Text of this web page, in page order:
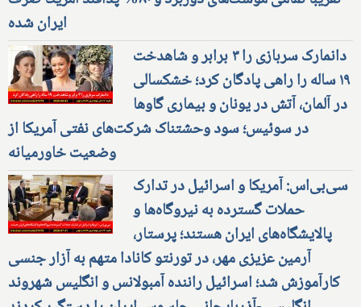
ایران شده
دانمارک سربازی را ۳ برابر و شاهدخت
۱۹ ساله را راهی پادگان کرد؛ خشکسالی
در آلمان، آتش در یونان و بیماری گاوها
در سوئیس؛ سود وحشتناک شرکت‌های نفتی آمریکا از
وضعیت خاورمیانه
سی‌بی‌اس: آمریکا و اسرائیل در تدارک
حملات گسترده به نیروگاه‌ها و
پالایشگاه‌های ایران هستند؛ پرستار،
آرمین عزیزی مهر، در تورنتو کانادا متهم به آزار جنسی
کارآموزش شد؛ اسرائیل راننده آمبولانس و انگلیس شهروند